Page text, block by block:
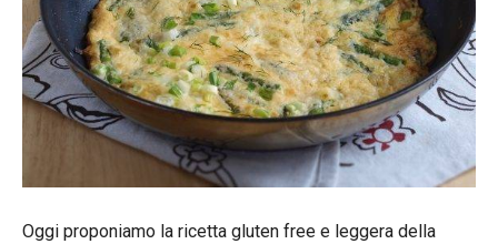
Oggi proponiamo la ricetta gluten free e leggera della